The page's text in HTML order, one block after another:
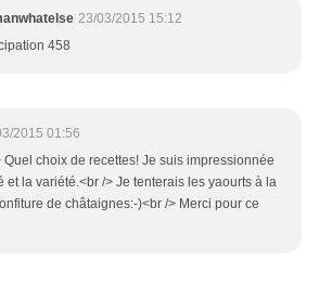
23/03/2015 15:12
458
2015 01:56
Quel choix de recettes! Je suis impressionnée
et la variété.<br /> Je tenterais les yaourts à la
de châtaignes:-)<br /> Merci pour ce